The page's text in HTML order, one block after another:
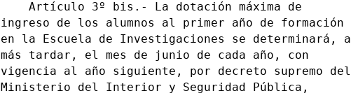
Artículo 3º bis.- La dotación máxima de
ingreso de los alumnos al primer año de formación
en la Escuela de Investigaciones se determinará, a
más tardar, el mes de junio de cada año, con
vigencia al año siguiente, por decreto supremo del
Ministerio del Interior y Seguridad Pública,